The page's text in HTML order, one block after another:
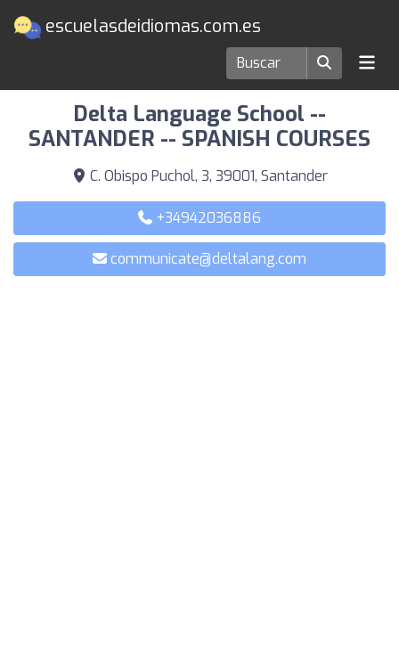
escuelasdeidiomas.com.es
Escuelas de idiomas en Santander
Delta Language School --
SANTANDER -- SPANISH COURSES
C. Obispo Puchol, 3, 39001, Santander
+34942036886
communicate@deltalang.com